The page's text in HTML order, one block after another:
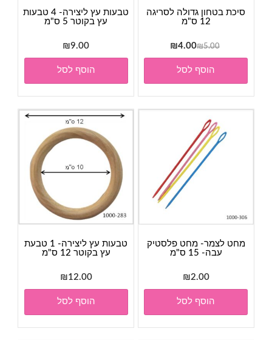
סיכת בטחון גדולה לסריגה
12 ס"מ
₪5.00
המחיר
המקורי
היה:
₪5.00.
₪4.00
הנוכחי
₪4.00.
הוסף לסל
טבעות עץ ליצירה- 4 טבעות
עץ בקוטר 5 ס"מ
₪9.00
הוסף לסל
מחט לצמר- מחט פלסטיק
עבה- 15 ס"מ
₪2.00
הוסף לסל
טבעות עץ ליצירה- 1 טבעת
עץ בקוטר 12 ס"מ
₪12.00
הוסף לסל